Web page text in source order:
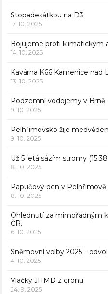
Stopadesátkou na D3
17. 10. 2025
Bojujeme proti klimatickým
14. 10. 2025
Kavárna K66 Kamenice nad
13. 10. 2025
Podzemní vodojemy v Brně
9. 10. 2025
Pelhřimovsko žije
9. 10. 2025
Už 5 letá sázím stromy
8. 10. 2025
Papučový den v Pelhřimově
8. 10. 2025
Ohlednutí za mimořádným
ČR.
6. 10. 2025
Sněmovní volby 2025 –
4. 10. 2025
Vláčky JHMD z dronu
24. 9. 2025